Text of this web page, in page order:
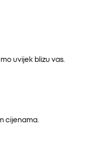
uvijek blizu vas.
cijenama.